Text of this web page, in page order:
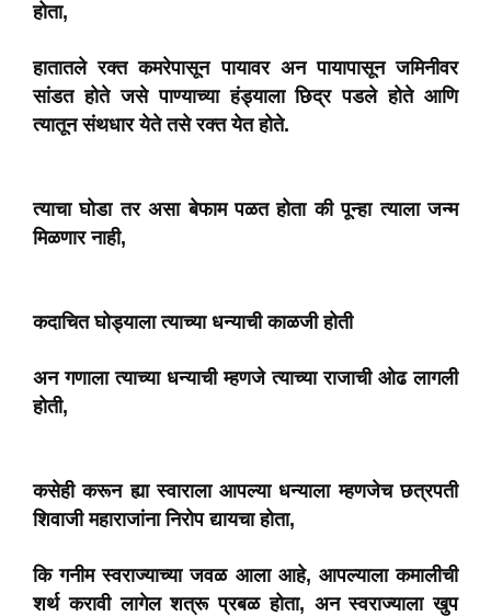
होता,
हातातले रक्त कमरेपासून पायावर अन पायापासून जमिनीवर
सांडत होते जसे पाण्याच्या हंड्याला छिद्र पडले होते आणि
त्यातून संथधार येते तसे रक्त येत होते.
त्याचा घोडा तर असा बेफाम पळत होता की पून्हा त्याला जन्म
मिळणार नाही,
कदाचित घोड्याला त्याच्या धन्याची काळजी होती
अन गणाला त्याच्या धन्याची म्हणजे त्याच्या राजाची ओढ लागली
होती,
कसेही करून ह्या स्वाराला आपल्या धन्याला म्हणजेच छत्रपती
शिवाजी महाराजांना निरोप द्यायचा होता,
कि गनीम स्वराज्याच्या जवळ आला आहे, आपल्याला कमालीची
शर्थ करावी लागेल शत्रू प्रबळ होता, अन स्वराज्याला खुप